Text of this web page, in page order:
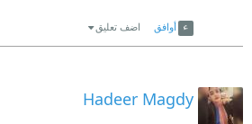
أوافق اضف تعليق
Hadeer Magdy